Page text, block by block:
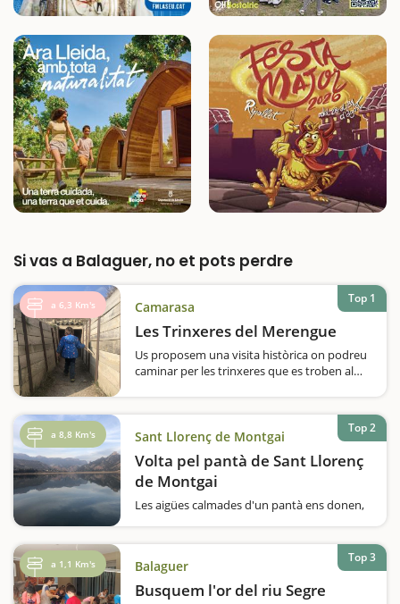
Si vas a Balaguer, no et pots perdre
a 6,3 Km's Camarasa
Les Trinxeres del Merengue
Us proposem una visita històrica on podreu
caminar per les trinxeres que es troben al
espai de memòria històrica on podreu
conèixer els fets que van tenir lloc el…
Top 1
a 8,8 Km's Sant Llorenç de Montgai
Volta pel pantà de Sant Llorenç
de Montgai
Les aigües calmades d'un pantà ens donen,
del pantà de Sant Llorenç de Montgai; un
itinerari que es pot fer més o menys llarg en
funció de l'energia…
Top 2
a 1,1 Km's Balaguer
Busquem l'or del riu Segre
Top 3